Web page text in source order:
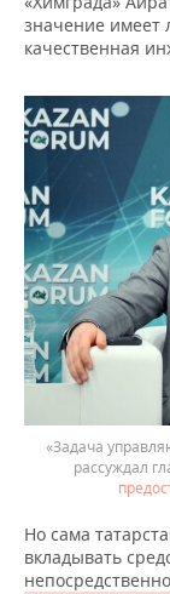
значение имеет
качественная
«Задача
рассуждал
Но сама
вкладывать